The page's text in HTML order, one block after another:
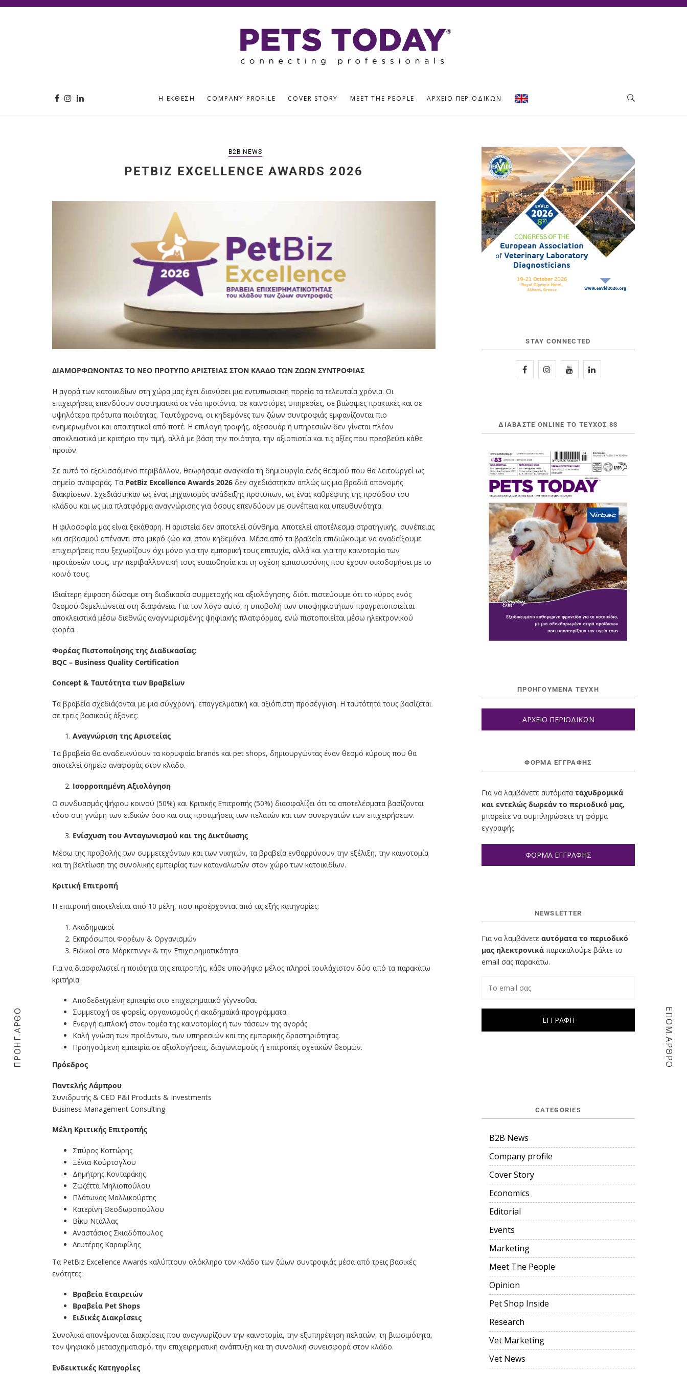
Η ΈΚΘΕΣΗ COMPANY PROFILE COVER STORY MEET THE PEOPLE ΑΡΧΕΊΟ ΠΕΡΙΟΔΙΚΏΝ
B2B NEWS
PETΒIZ EXCELLENCE AWARDS 2026
ΔΙΑΜΟΡΦΩΝΟΝΤΑΣ ΤΟ ΝΕΟ ΠΡΟΤΥΠΟ ΑΡΙΣΤΕΙΑΣ ΣΤΟΝ ΚΛΑΔΟ ΤΩΝ ΖΩΩΝ ΣΥΝΤΡΟΦΙΑΣ
Η αγορά των κατοικιδίων στη χώρα μας έχει διανύσει μια εντυπωσιακή πορεία τα τελευταία χρόνια. Οι
επιχειρήσεις επενδύουν συστηματικά σε νέα προϊόντα, σε καινοτόμες υπηρεσίες, σε βιώσιμες πρακτικές και σε
υψηλότερα πρότυπα ποιότητας. Ταυτόχρονα, οι κηδεμόνες των ζώων συντροφιάς εμφανίζονται πιο
ενημερωμένοι και απαιτητικοί από ποτέ. Η επιλογή τροφής, αξεσουάρ ή υπηρεσιών δεν γίνεται πλέον
αποκλειστικά με κριτήριο την τιμή, αλλά με βάση την ποιότητα, την αξιοπιστία και τις αξίες που πρεσβεύει κάθε
προϊόν.
Σε αυτό το εξελισσόμενο περιβάλλον, θεωρήσαμε αναγκαία τη δημιουργία ενός θεσμού που θα λειτουργεί ως
σημείο αναφοράς. Τα PetBiz Excellence Awards 2026 δεν σχεδιάστηκαν απλώς ως μια βραδιά απονομής
διακρίσεων. Σχεδιάστηκαν ως ένας μηχανισμός ανάδειξης προτύπων, ως ένας καθρέφτης της προόδου του
κλάδου και ως μια πλατφόρμα αναγνώρισης για όσους επενδύουν με συνέπεια και υπευθυνότητα.
Η φιλοσοφία μας είναι ξεκάθαρη. Η αριστεία δεν αποτελεί σύνθημα. Αποτελεί αποτέλεσμα στρατηγικής, συνέπειας
και σεβασμού απέναντι στο μικρό ζώο και στον κηδεμόνα. Μέσα από τα βραβεία επιδιώκουμε να αναδείξουμε
επιχειρήσεις που ξεχωρίζουν όχι μόνο για την εμπορική τους επιτυχία, αλλά και για την καινοτομία των
προτάσεών τους, την περιβαλλοντική τους ευαισθησία και τη σχέση εμπιστοσύνης που έχουν οικοδομήσει με το
κοινό τους.
Ιδιαίτερη έμφαση δώσαμε στη διαδικασία συμμετοχής και αξιολόγησης, διότι πιστεύουμε ότι το κύρος ενός
θεσμού θεμελιώνεται στη διαφάνεια. Για τον λόγο αυτό, η υποβολή των υποψηφιοτήτων πραγματοποιείται
αποκλειστικά μέσω διεθνώς αναγνωρισμένης ψηφιακής πλατφόρμας, ενώ πιστοποιείται μέσω ηλεκτρονικού
φορέα.
Φορέας Πιστοποίησης της Διαδικασίας:
BQC – Business Quality Certification
Concept & Ταυτότητα των Βραβείων
Τα βραβεία σχεδιάζονται με μια σύγχρονη, επαγγελματική και αξιόπιστη προσέγγιση. Η ταυτότητά τους βασίζεται
σε τρεις βασικούς άξονες:
Αναγνώριση της Αριστείας
Τα βραβεία θα αναδεικνύουν τα κορυφαία brands και pet shops, δημιουργώντας έναν θεσμό κύρους που θα
αποτελεί σημείο αναφοράς στον κλάδο.
Ισορροπημένη Αξιολόγηση
Ο συνδυασμός ψήφου κοινού (50%) και Κριτικής Επιτροπής (50%) διασφαλίζει ότι τα αποτελέσματα βασίζονται
τόσο στη γνώμη των ειδικών όσο και στις προτιμήσεις των πελατών και των συνεργατών των επιχειρήσεων.
Ενίσχυση του Ανταγωνισμού και της Δικτύωσης
Μέσω της προβολής των συμμετεχόντων και των νικητών, τα βραβεία ενθαρρύνουν την εξέλιξη, την καινοτομία
και τη βελτίωση της συνολικής εμπειρίας των καταναλωτών στον χώρο των κατοικιδίων.
Κριτική Επιτροπή
Η επιτροπή αποτελείται από 10 μέλη, που προέρχονται από τις εξής κατηγορίες:
Ακαδημαϊκοί
Εκπρόσωποι Φορέων & Οργανισμών
Ειδικοί στο Μάρκετινγκ & την Επιχειρηματικότητα
Για να διασφαλιστεί η ποιότητα της επιτροπής, κάθε υποψήφιο μέλος πληροί τουλάχιστον δύο από τα παρακάτω
κριτήρια:
Αποδεδειγμένη εμπειρία στο επιχειρηματικό γίγνεσθαι.
Συμμετοχή σε φορείς, οργανισμούς ή ακαδημαϊκά προγράμματα.
Ενεργή εμπλοκή στον τομέα της καινοτομίας ή των τάσεων της αγοράς.
Καλή γνώση των προϊόντων, των υπηρεσιών και της εμπορικής δραστηριότητας.
Προηγούμενη εμπειρία σε αξιολογήσεις, διαγωνισμούς ή επιτροπές σχετικών θεσμών.
Πρόεδρος
Παντελής Λάμπρου
Συνιδρυτής & CEO P&I Products & Investments
Business Management Consulting
Μέλη Κριτικής Επιτροπής
Σπύρος Κοττώρης
Ξένια Κούρτογλου
Δημήτρης Κονταράκης
Ζωζέττα Μηλιοπούλου
Πλάτωνας Μαλλικούρτης
Κατερίνη Θεοδωροπούλου
Βίκυ Ντάλλας
Αναστάσιος Σκιαδόπουλος
Λευτέρης Καραφίλης
Τα PetBiz Excellence Awards καλύπτουν ολόκληρο τον κλάδο των ζώων συντροφιάς μέσα από τρεις βασικές
ενότητες:
Βραβεία Εταιρειών
Βραβεία Pet Shops
Ειδικές Διακρίσεις
Συνολικά απονέμονται διακρίσεις που αναγνωρίζουν την καινοτομία, την εξυπηρέτηση πελατών, τη βιωσιμότητα,
τον ψηφιακό μετασχηματισμό, την επιχειρηματική ανάπτυξη και τη συνολική συνεισφορά στον κλάδο.
Ενδεικτικές Κατηγορίες
ΠΡΟΗΓ.ΑΡΘΟ ΕΠΟΜ.ΑΡΘΡΟ
STAY CONNECTED
ΔΙΑΒΆΣΤΕ ONLINE ΤΟ ΤΕΎΧΟΣ 83
ΠΡΟΗΓΟΥΜΕΝΑ ΤΕΥΧΗ
ΑΡΧΕΙΟ ΠΕΡΙΟΔΙΚΩΝ
ΦΌΡΜΑ ΕΓΓΡΑΦΉΣ
Για να λαμβάνετε αυτόματα ταχυδρομικά
και εντελώς δωρεάν το περιοδικό μας,
μπορείτε να συμπληρώσετε τη φόρμα
εγγραφής.
ΦΟΡΜΑ ΕΓΓΡΑΦΗΣ
NEWSLETTER
Για να λαμβάνετε αυτόματα το περιοδικό
μας ηλεκτρονικά παρακαλούμε βάλτε το
email σας παρακάτω.
CATEGORIES
B2B News
Company profile
Cover Story
Economics
Editorial
Events
Marketing
Meet The People
Opinion
Pet Shop Inside
Research
Vet Marketing
Vet News